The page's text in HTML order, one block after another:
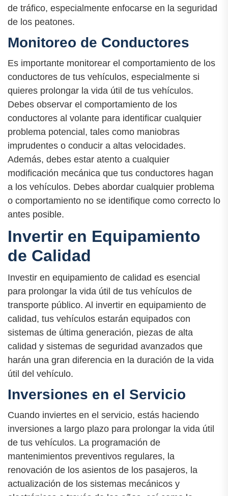
de tráfico, especialmente enfocarse en la seguridad
de los peatones.
Monitoreo de Conductores
Es importante monitorear el comportamiento de los
conductores de tus vehículos, especialmente si
quieres prolongar la vida útil de tus vehículos.
Debes observar el comportamiento de los
conductores al volante para identificar cualquier
problema potencial, tales como maniobras
imprudentes o conducir a altas velocidades.
Además, debes estar atento a cualquier
modificación mecánica que tus conductores hagan
a los vehículos. Debes abordar cualquier problema
o comportamiento no se identifique como correcto lo
antes posible.
Invertir en Equipamiento
de Calidad
Investir en equipamiento de calidad es esencial
para prolongar la vida útil de tus vehículos de
transporte público. Al invertir en equipamiento de
calidad, tus vehículos estarán equipados con
sistemas de última generación, piezas de alta
calidad y sistemas de seguridad avanzados que
harán una gran diferencia en la duración de la vida
útil del vehículo.
Inversiones en el Servicio
Cuando inviertes en el servicio, estás haciendo
inversiones a largo plazo para prolongar la vida útil
de tus vehículos. La programación de
mantenimientos preventivos regulares, la
renovación de los asientos de los pasajeros, la
actualización de los sistemas mecánicos y